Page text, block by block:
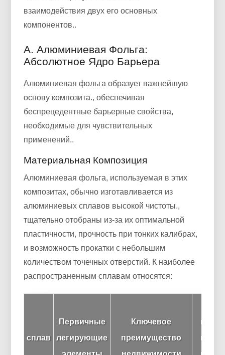
взаимодействия двух его основных
компонентов..
А. Алюминиевая Фольга:
Абсолютное Ядро Барьера
Алюминиевая фольга образует важнейшую
основу композита., обеспечивая
беспрецедентные барьерные свойства,
необходимые для чувствительных
применений..
Материальная Композиция
Алюминиевая фольга, используемая в этих
композитах, обычно изготавливается из
алюминиевых сплавов высокой чистоты.,
тщательно отобраны из-за их оптимальной
пластичности, прочность при тонких калибрах,
и возможность прокатки с небольшим
количеством точечных отверстий. К наиболее
распространенным сплавам относятся:
сплав
Первичные
легирующие
Ключевое
преимущество